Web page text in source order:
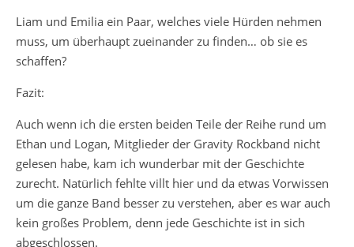
Liam und Emilia ein Paar, welches viele Hürden nehmen
muss, um überhaupt zueinander zu finden… ob sie es
schaffen?
Fazit:
Auch wenn ich die ersten beiden Teile der Reihe rund um
Ethan und Logan, Mitglieder der Gravity Rockband nicht
gelesen habe, kam ich wunderbar mit der Geschichte
zurecht. Natürlich fehlte villt hier und da etwas Vorwissen
um die ganze Band besser zu verstehen, aber es war auch
kein großes Problem, denn jede Geschichte ist in sich
abgeschlossen.